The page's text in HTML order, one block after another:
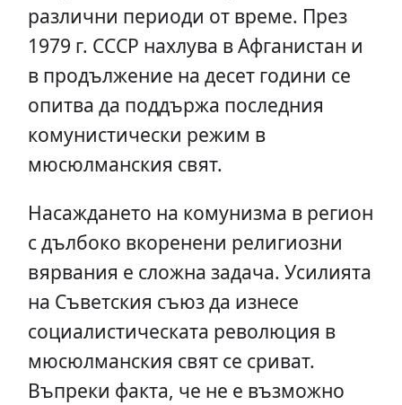
различни периоди от време. През
1979 г. СССР нахлува в Афганистан и
в продължение на десет години се
опитва да поддържа последния
комунистически режим в
мюсюлманския свят.
Насаждането на комунизма в регион
с дълбоко вкоренени религиозни
вярвания е сложна задача. Усилията
на Съветския съюз да изнесе
социалистическата революция в
мюсюлманския свят се сриват.
Въпреки факта, че не е възможно